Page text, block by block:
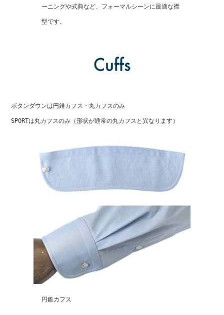
ーニングや式典など、フォーマルシーンに最適な襟
型です。
ボタンダウンは円錐カフス・丸カフスのみ
SPORTは丸カフスのみ（形状が通常の丸カフスと異なります）
円錐カフス